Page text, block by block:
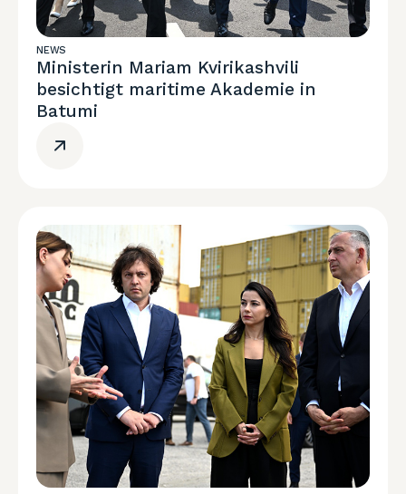
NEWS
Ministerin Mariam Kvirikashvili
besichtigt maritime Akademie in
Batumi